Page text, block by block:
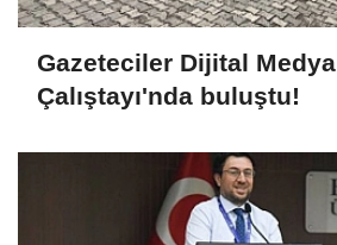
Gazeteciler Dijital Medya
Çalıştayı'nda buluştu!